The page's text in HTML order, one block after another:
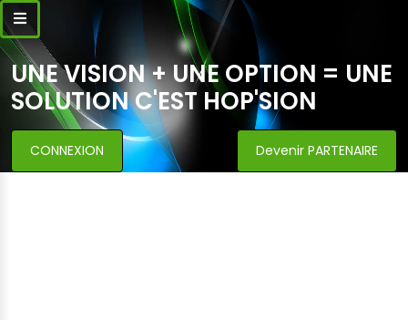
UNE VISION + UNE OPTION = UNE
SOLUTION C'EST HOP'SION
CONNEXION Devenir PARTENAIRE